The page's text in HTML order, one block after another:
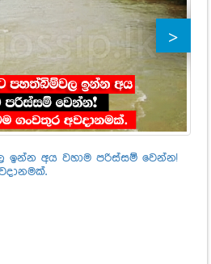
අය වහාම පරිස්සම් වෙන්න!